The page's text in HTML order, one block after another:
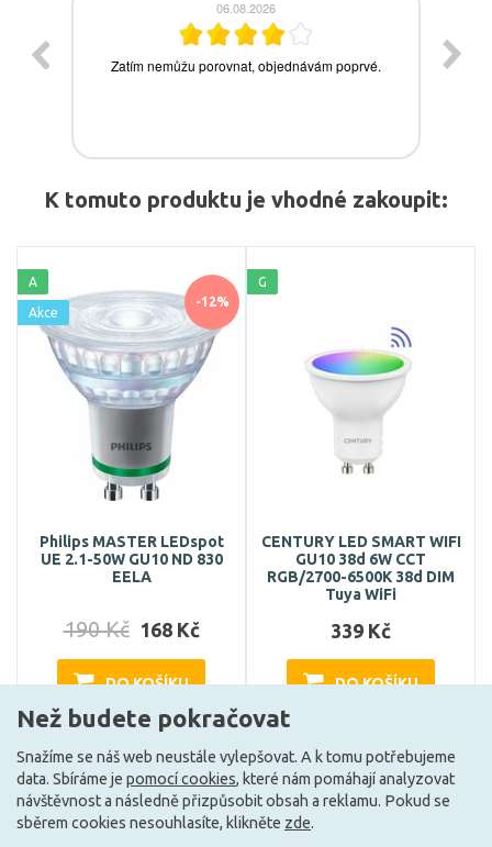
K tomuto produktu je vhodné zakoupit:
-12%
A
Akce
Philips MASTER LEDspot
UE 2.1-50W GU10 ND 830
EELA
190 Kč 168 Kč
DO KOŠÍKU
Skladem e-shop (4 ks)
G
CENTURY LED SMART WIFI
GU10 38d 6W CCT
RGB/2700-6500K 38d DIM
Tuya WiFi
339 Kč
DO KOŠÍKU
Může být u Vás 17. 9.
G A
Než budete pokračovat
Snažíme se náš web neustále vylepšovat. A k tomu potřebujeme
data. Sbíráme je pomocí cookies, které nám pomáhají analyzovat
návštěvnost a následně přizpůsobit obsah a reklamu. Pokud se
sběrem cookies nesouhlasíte, klikněte zde.